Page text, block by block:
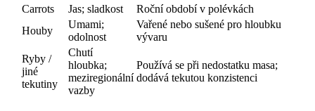
Carrots Jas; sladkost
Roční období v polévkách
Houby
Umami;
odolnost
Vařené nebo sušené pro hloubku
vývaru
Ryby /
jiné
tekutiny
Chutí
hloubka;
meziregionální
vazby
Používá se při nedostatku masa;
dodává tekutou konzistenci